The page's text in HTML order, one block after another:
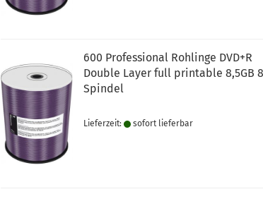
600 Professional Rohlinge DVD+R
Double Layer full printable 8,5GB
Spindel
Lieferzeit: sofort lie­fer­bar